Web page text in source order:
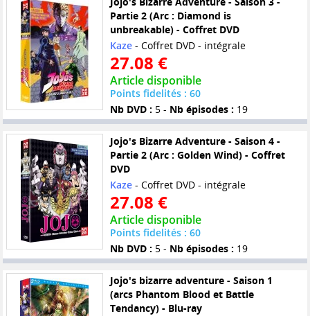
Partie 2 (Arc : Diamond is
unbreakable) - Coffret DVD
Kaze- Coffret DVD - intégrale
27.08 €
Article disponible
Points fidelités : 60
Nb DVD : 5 - Nb épisodes : 19
Jojo's Bizarre Adventure - Saison 4 -
Partie 2 (Arc : Golden Wind) - Coffret
DVD
Kaze- Coffret DVD - intégrale
27.08 €
Article disponible
Points fidelités : 60
Nb DVD : 5 - Nb épisodes : 19
Jojo's bizarre adventure - Saison 1
(arcs Phantom Blood et Battle
Tendancy) - Blu-ray